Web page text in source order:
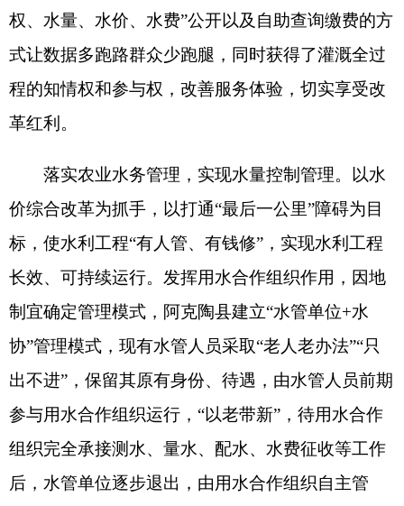
管护责任，实现责、权、利的有效统一。同时，通
过数据积累，提供历史数据资料，通过相关数据分
析，实现水量控制的目标要求，为精准补贴和节水
打印本页 关闭窗口
各县（市）网站 媒体
地州市政府 区政府部门
省区市政府 国家部委局
主办：克孜勒苏柯尔克孜自治州人民政府办公室
承办：克孜勒苏柯尔克孜自治州政务公开信息中心